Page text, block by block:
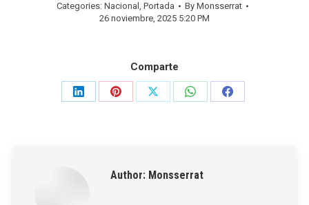
Categories: Nacional , Portada By Monsserrat
26 noviembre, 2025 5:20 PM
Comparte
Share
Share
Share
Share
Share
Author: Monsserrat